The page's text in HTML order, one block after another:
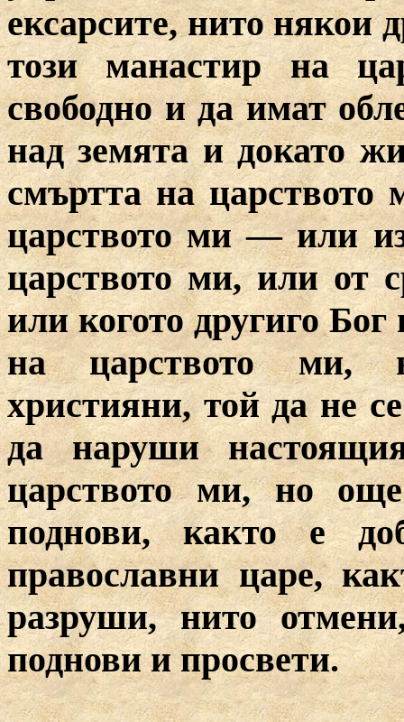
ексарсите, нито някои
този манастир на
свободно и да имат
над земята и докато
смъртта на царството
царството ми — или
царството ми, или от
или когото другиго Бог
на царството ми,
християни, той да не
да наруши
царството ми, но
поднови, както е
православни царе,
разруши, нито
поднови и просвети.